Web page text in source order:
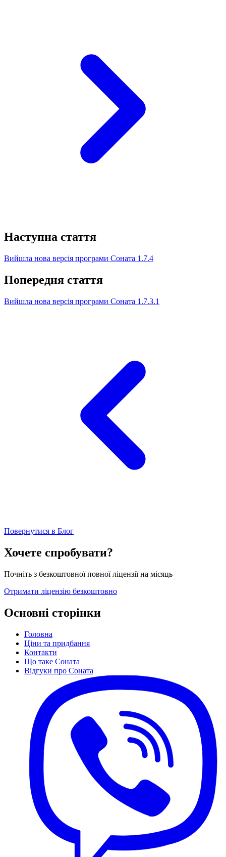
Наступна стаття
Вийшла нова версія програми Соната 1.7.4
Попередня стаття
Вийшла нова версія програми Соната 1.7.3.1
Повернутися в Блог
Хочете спробувати?
Почніть з безкоштовної повної ліцензії на місяць
Отримати ліцензію безкоштовно
Основні сторінки
Головна
Ціни та придбання
Контакти
Що таке Соната
Відгуки про Соната